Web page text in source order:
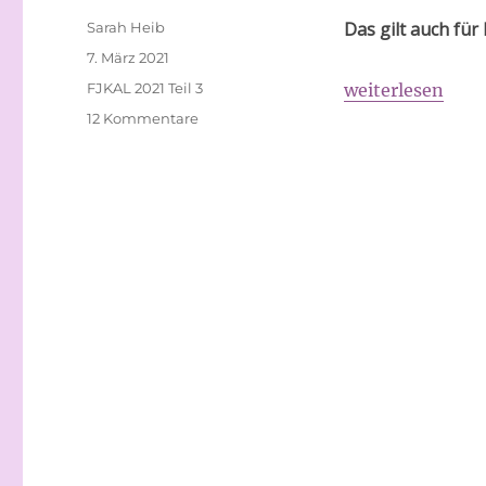
Das gilt auch für
„Jeder Schritt
weiterlesen
Autor
Sarah Heib
Veröffentlicht
7. März 2021
Schlagwörter
FJKAL 2021 Teil 3
12 Kommentarezu